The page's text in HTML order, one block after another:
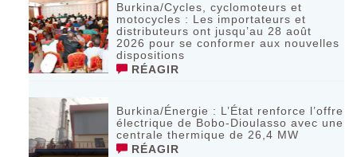
Burkina/Cycles, cyclomoteurs et
motocycles : Les importateurs et
distributeurs ont jusqu’au 28 août
2026 pour se conformer aux nouvelles
dispositions
RÉAGIR
Burkina/Énergie : L’État renforce l’offre
électrique de Bobo-Dioulasso avec une
centrale thermique de 26,4 MW
RÉAGIR